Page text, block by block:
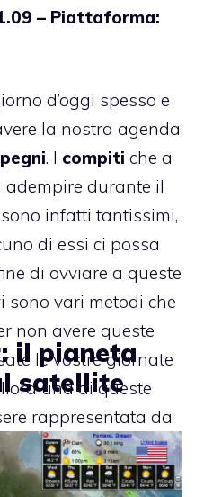
– Piattaforma:
d’oggi spesso e
la nostra agenda
. I compiti che a
durante il
infatti tantissimi,
di essi ci possa
di ovviare a queste
sono vari metodi che
non avere queste
le vostre giornate
una di queste
rappresentata da
in grado di
sia mediante il
il pianeta
satellite